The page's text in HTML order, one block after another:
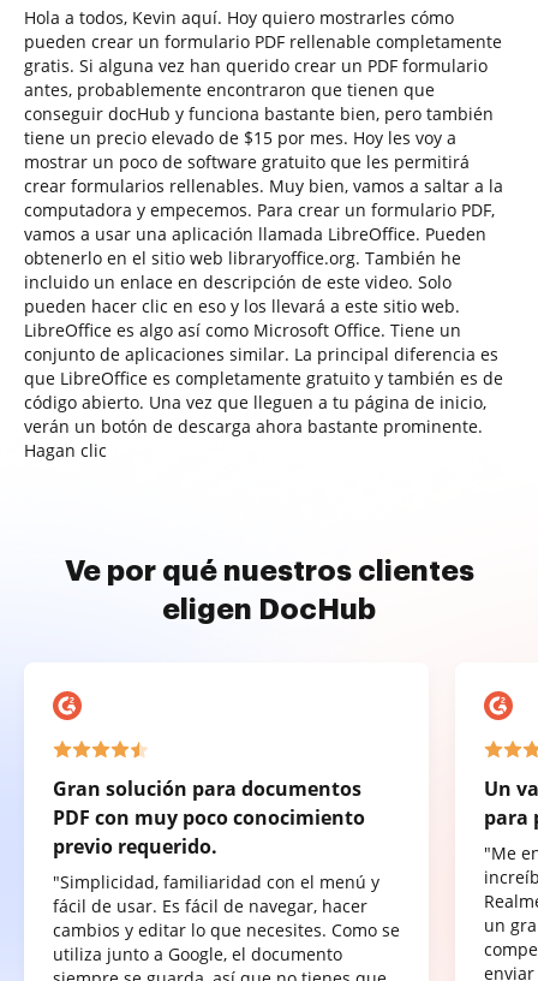
Hola a todos, Kevin aquí. Hoy quiero mostrarles cómo
pueden crear un formulario PDF rellenable completamente
gratis. Si alguna vez han querido crear un PDF formulario
antes, probablemente encontraron que tienen que
conseguir docHub y funciona bastante bien, pero también
tiene un precio elevado de $15 por mes. Hoy les voy a
mostrar un poco de software gratuito que les permitirá
crear formularios rellenables. Muy bien, vamos a saltar a la
computadora y empecemos. Para crear un formulario PDF,
vamos a usar una aplicación llamada LibreOffice. Pueden
obtenerlo en el sitio web libraryoffice.org. También he
incluido un enlace en descripción de este video. Solo
pueden hacer clic en eso y los llevará a este sitio web.
LibreOffice es algo así como Microsoft Office. Tiene un
conjunto de aplicaciones similar. La principal diferencia es
que LibreOffice es completamente gratuito y también es de
código abierto. Una vez que lleguen a tu página de inicio,
verán un botón de descarga ahora bastante prominente.
Hagan clic
Ve por qué nuestros clientes
eligen DocHub
Gran solución para documentos
PDF con muy poco conocimiento
previo requerido.
"Simplicidad, familiaridad con el menú y
fácil de usar. Es fácil de navegar, hacer
cambios y editar lo que necesites. Como se
utiliza junto a Google, el documento
Un
para
"Me
un